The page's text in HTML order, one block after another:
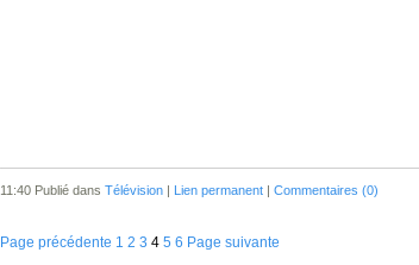
11:40 Publié dans Télévision | Lien permanent | Commentaires (0)
Page précédente 1 2 3 4 5 6 Page suivante